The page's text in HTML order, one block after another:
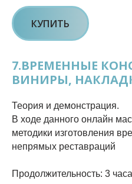
КУПИТЬ
7.ВРЕМЕННЫЕ
ВИНИРЫ,
Теория и демонстрация.
В ходе данного онлайн
методики изготовления
непрямых реставраций
Продолжительность: 3